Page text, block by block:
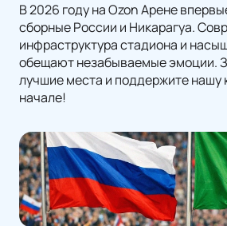
В 2026 году на Ozon Арене
сборные России и Никарагуа.
инфраструктура стадиона и
обещают незабываемые эмоции.
лучшие места и поддержите нашу
начале!